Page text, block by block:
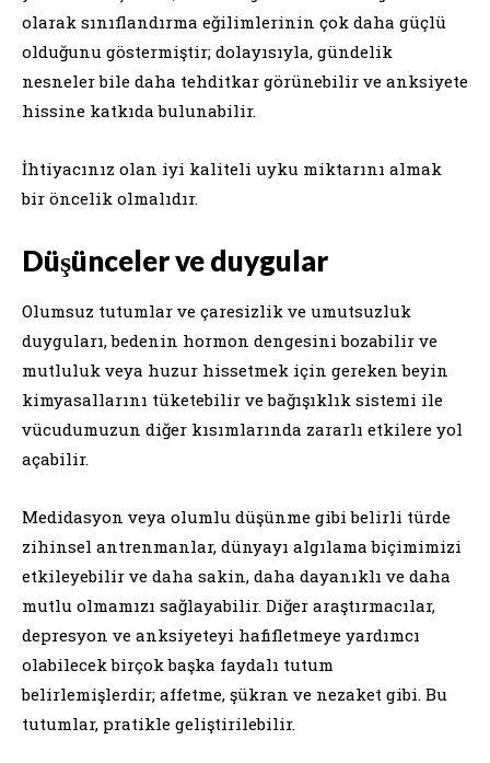
olarak sınıflandırma eğilimlerinin çok daha güçlü
olduğunu göstermiştir; dolayısıyla, gündelik
nesneler bile daha tehditkar görünebilir ve anksiyete
hissine katkıda bulunabilir.
İhtiyacınız olan iyi kaliteli uyku miktarını almak
bir öncelik olmalıdır.
Düşünceler ve duygular
Olumsuz tutumlar ve çaresizlik ve umutsuzluk
duyguları, bedenin hormon dengesini bozabilir ve
mutluluk veya huzur hissetmek için gereken beyin
kimyasallarını tüketebilir ve bağışıklık sistemi ile
vücudumuzun diğer kısımlarında zararlı etkilere yol
açabilir.
Medidasyon veya olumlu düşünme gibi belirli türde
zihinsel antrenmanlar, dünyayı algılama biçimimizi
etkileyebilir ve daha sakin, daha dayanıklı ve daha
mutlu olmamızı sağlayabilir. Diğer araştırmacılar,
depresyon ve anksiyeteyi hafifletmeye yardımcı
olabilecek birçok başka faydalı tutum
belirlemişlerdir; affetme, şükran ve nezaket gibi. Bu
tutumlar, pratikle geliştirilebilir.